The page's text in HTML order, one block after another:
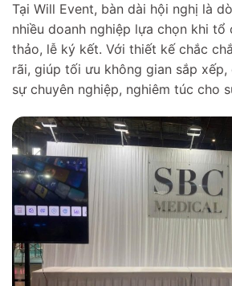
Tại Will Event, bàn dài hội nghị là
nhiều doanh nghiệp lựa chọn khi tổ
thảo, lễ ký kết. Với thiết kế chắc
rãi, giúp tối ưu không gian sắp
sự chuyên nghiệp, nghiêm túc cho